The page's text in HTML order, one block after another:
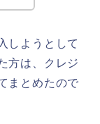
しようとして
方は、クレジ
まとめたので